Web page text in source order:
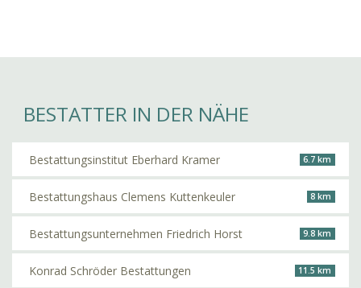
BESTATTER IN DER NÄHE
Bestattungsinstitut Eberhard Kramer 6.7 km
Bestattungshaus Clemens Kuttenkeuler 8 km
Bestattungsunternehmen Friedrich Horst 9.8 km
Konrad Schröder Bestattungen 11.5 km